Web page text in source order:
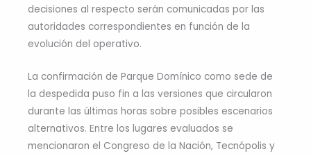
decisiones al respecto serán comunicadas por las
autoridades correspondientes en función de la
evolución del operativo.
La confirmación de Parque Domínico como sede de
la despedida puso fin a las versiones que circularon
durante las últimas horas sobre posibles escenarios
alternativos. Entre los lugares evaluados se
mencionaron el Congreso de la Nación, Tecnópolis y